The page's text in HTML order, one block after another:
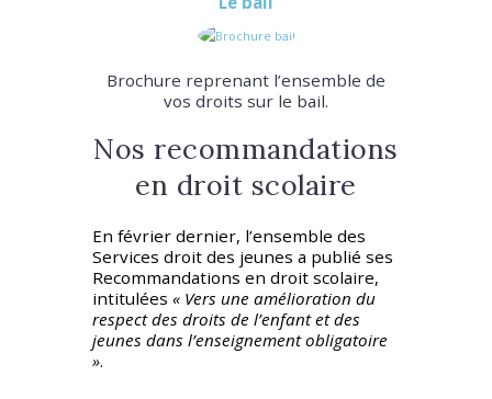
Brochure reprenant l’ensemble de
vos droits sur le bail.
Nos recommandations
en droit scolaire
En février dernier, l’ensemble des
Services droit des jeunes a publié ses
Recommandations en droit scolaire,
intitulées « Vers une amélioration du
respect des droits de l’enfant et des
jeunes dans l’enseignement obligatoire
».